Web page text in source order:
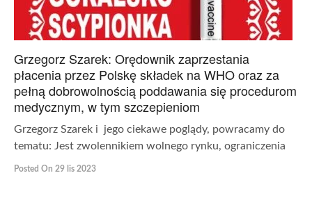
Grzegorz Szarek: Orędownik zaprzestania
płacenia przez Polskę składek na WHO oraz za
pełną dobrowolnością poddawania się procedurom
medycznym, w tym szczepieniom
Grzegorz Szarek i jego ciekawe poglądy, powracamy do
tematu: Jest zwolennikiem wolnego rynku, ograniczenia
Posted On 29 lis 2023